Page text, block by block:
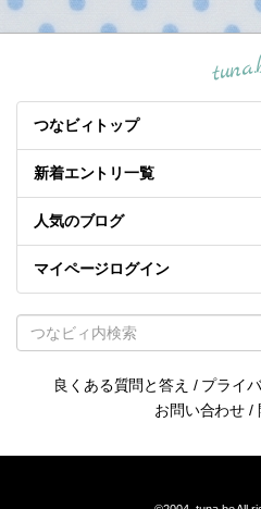
タグ一覧
ブログトップ
業務用 大容量 お徳用 メガ
お菓子 ポ